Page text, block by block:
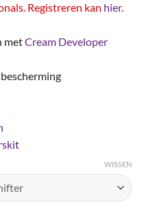
Registreren kan hier.
metCream Developer
WISSEN